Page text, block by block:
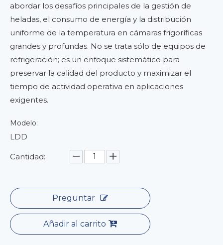
abordar los desafíos principales de la gestión de
heladas, el consumo de energía y la distribución
uniforme de la temperatura en cámaras frigoríficas
grandes y profundas. No se trata sólo de equipos de
refrigeración; es un enfoque sistemático para
preservar la calidad del producto y maximizar el
tiempo de actividad operativa en aplicaciones
exigentes.
Modelo:
LDD
Cantidad:
Preguntar
Añadir al carrito